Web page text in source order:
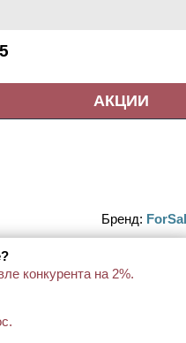
АКЦИИ
Бренд:
конкурента на 2%.